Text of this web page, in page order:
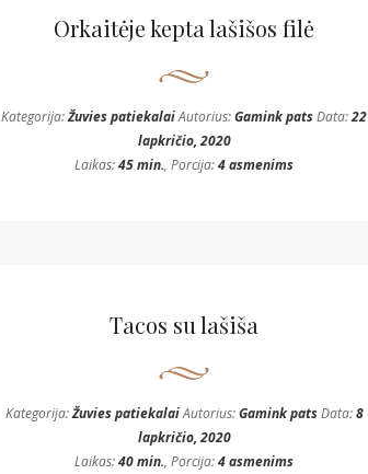
Orkaitėje kepta lašišos filė
Kategorija:Žuvies patiekalaiAutorius:Gamink patsData:22
lapkričio, 2020
Laikas:45 min., Porcija:4 asmenims
Tacos su lašiša
Kategorija:Žuvies patiekalaiAutorius:Gamink patsData:8
lapkričio, 2020
Laikas:40 min., Porcija:4 asmenims